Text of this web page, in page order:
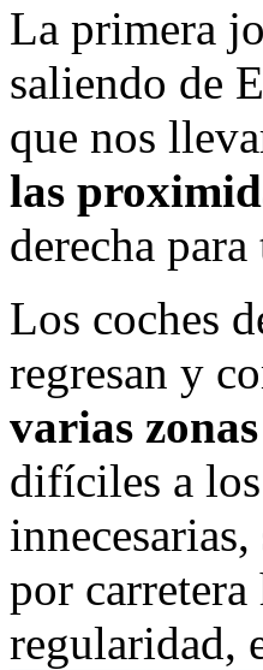
La primera
saliendo de
que nos
las
derecha
Los coches
regresan y
varias
difíciles a
innecesarias,
por
regularidad,